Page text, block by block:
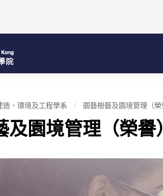
造、環境及工程學系 園藝樹藝及園境管理（
及園境管理（榮譽